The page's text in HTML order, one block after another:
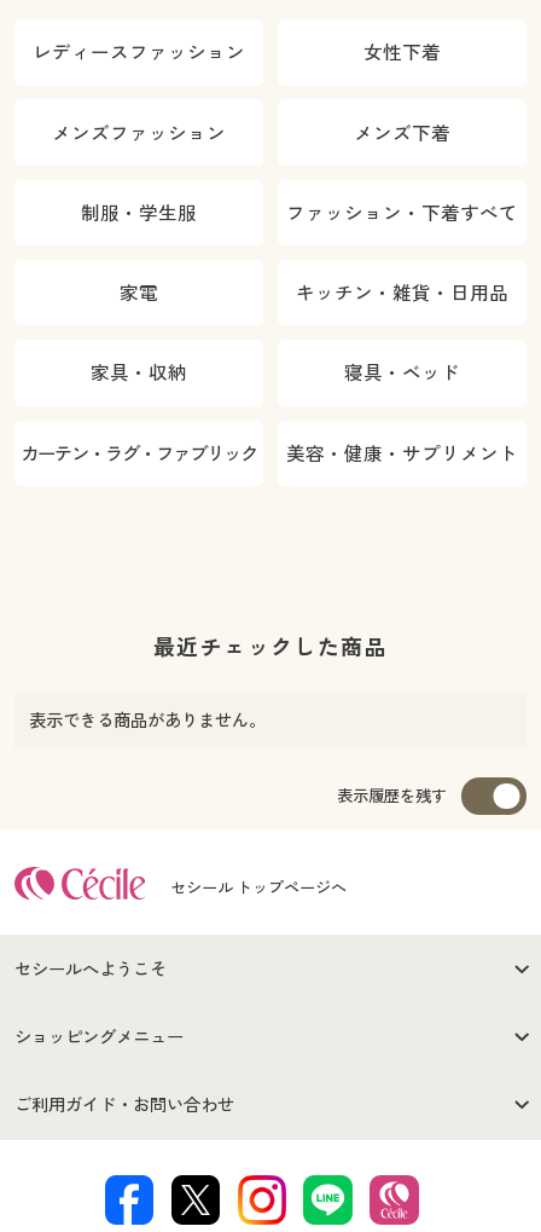
レディースファッション 女性下着
メンズファッション メンズ下着
制服・学生服 ファッション・下着すべて
家電 キッチン・雑貨・日用品
家具・収納 寝具・ベッド
カーテン・ラグ・ファブリック 美容・健康・サプリメント
最近チェックした商品
表示できる商品がありません。
表示履歴を残す
セシール トップページへ
セシールへようこそ
はじめての方へ
セシールご利用規約
著作権・商標について 会社案内
ショッピングメニュー
商品カテゴリ
ご利用ガイド・お問い合わせ